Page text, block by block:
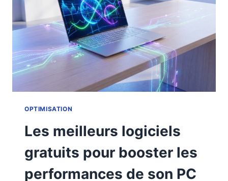
OPTIMISATION
Les meilleurs logiciels
gratuits pour booster les
performances de son PC